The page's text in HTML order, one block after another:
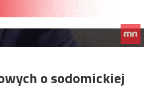
o sodomickiej